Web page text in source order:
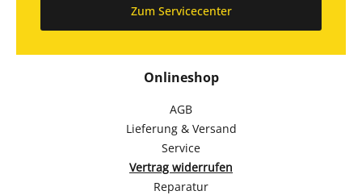
Onlineshop
AGB
Lieferung & Versand
Service
Vertrag widerrufen
Reparatur
Zum Servicecenter